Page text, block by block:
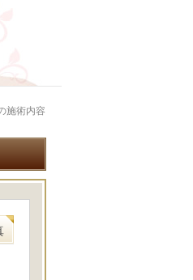
施術内容